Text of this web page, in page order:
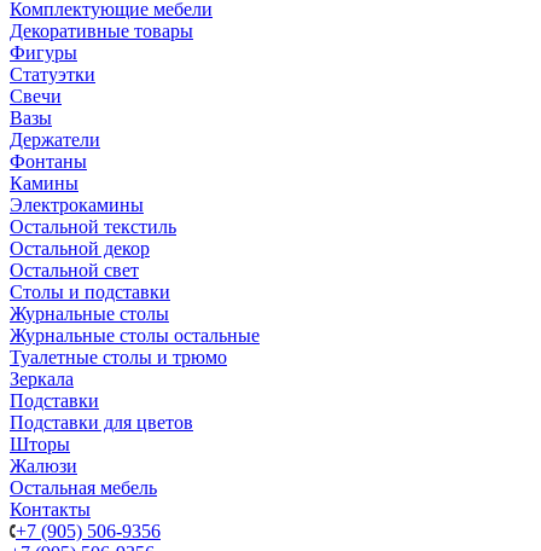
Комплектующие мебели
Декоративные товары
Фигуры
Статуэтки
Свечи
Вазы
Держатели
Фонтаны
Камины
Электрокамины
Остальной текстиль
Остальной декор
Остальной свет
Столы и подставки
Журнальные столы
Журнальные столы остальные
Туалетные столы и трюмо
Зеркала
Подставки
Подставки для цветов
Шторы
Жалюзи
Остальная мебель
Контакты
+7 (905) 506-9356